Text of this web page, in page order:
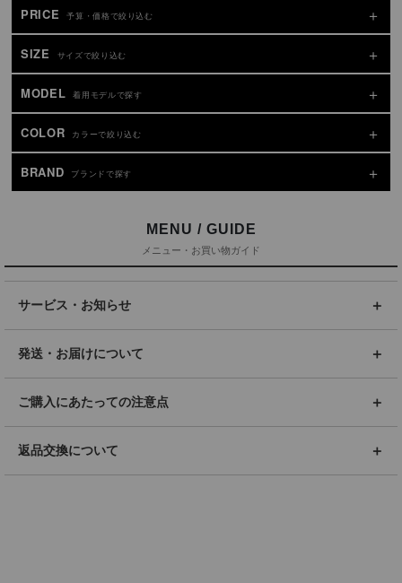
PRICE 予算・価格で絞り込む
SIZE サイズで絞り込む
MODEL 着用モデルで探す
COLOR カラーで絞り込む
BRAND ブランドで探す
MENU / GUIDE
メニュー・お買い物ガイド
サービス・お知らせ
発送・お届けについて
ご購入にあたっての注意点
返品交換について